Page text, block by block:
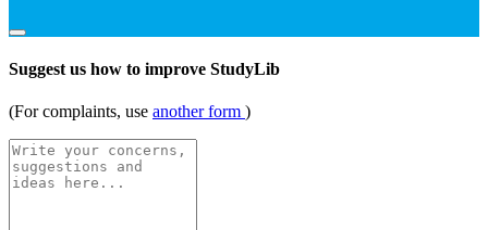
Suggest us how to improve StudyLib
(For complaints, use another form )